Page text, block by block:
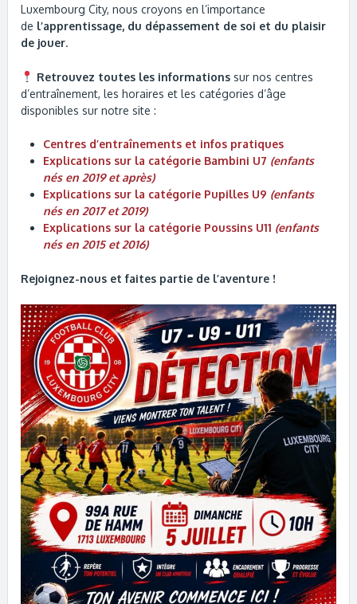
Luxembourg City, nous croyons en l’importance
de l’apprentissage, du dépassement de soi et du plaisir
de jouer.
Retrouvez toutes les informations sur nos centres
d’entraînement, les horaires et les catégories d’âge
disponibles sur notre site :
Centres d’entraînements et infos pratiques
Explications sur la catégorie Bambini U7 (enfants
nés en 2019 et après)
Explications sur la catégorie Pupilles U9 (enfants
nés en 2017 et 2019)
Explications sur la catégorie Poussins U11 (enfants
nés en 2015 et 2016)
Rejoignez-nous et faites partie de l’aventure !